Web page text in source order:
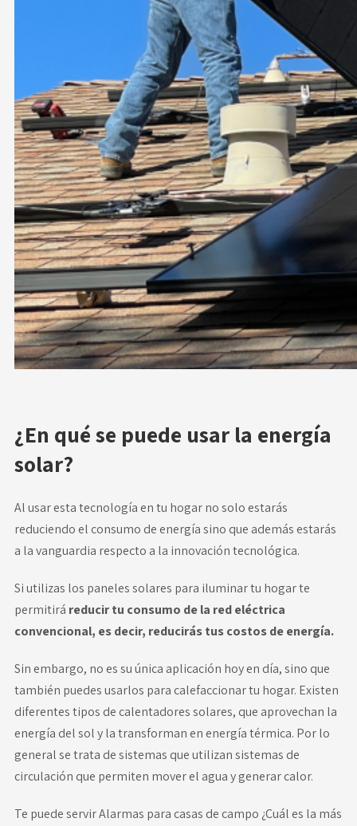
¿En qué se puede usar la energía
solar?
Al usar esta tecnología en tu hogar no solo estarás
reduciendo el consumo de energía sino que además estarás
a la vanguardia respecto a la innovación tecnológica.
Si utilizas los paneles solares para iluminar tu hogar te
permitirá reducir tu consumo de la red eléctrica
convencional, es decir, reducirás tus costos de energía.
Sin embargo, no es su única aplicación hoy en día, sino que
también puedes usarlos para calefaccionar tu hogar. Existen
diferentes tipos de calentadores solares, que aprovechan la
energía del sol y la transforman en energía térmica. Por lo
general se trata de sistemas que utilizan sistemas de
circulación que permiten mover el agua y generar calor.
Te puede servirAlarmas para casas de campo ¿Cuál es la más